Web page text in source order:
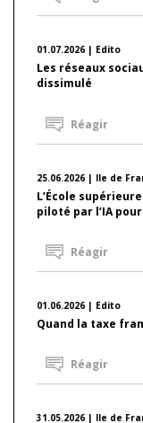
01.07.2026 | Edito
Les réseaux
dissimulé
Réagir
25.06.2026 | Ile de
L’École
piloté par l’IA
Réagir
01.06.2026 | Edito
Quand la taxe
Réagir
31.05.2026 | Ile de